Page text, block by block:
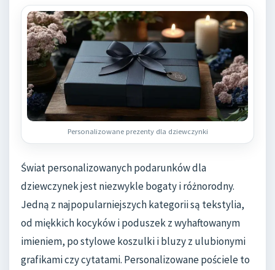
Personalizowane prezenty dla dziewczynki
Świat personalizowanych podarunków dla
dziewczynek jest niezwykle bogaty i różnorodny.
Jedną z najpopularniejszych kategorii są tekstylia,
od miękkich kocyków i poduszek z wyhaftowanym
imieniem, po stylowe koszulki i bluzy z ulubionymi
grafikami czy cytatami. Personalizowane pościele to